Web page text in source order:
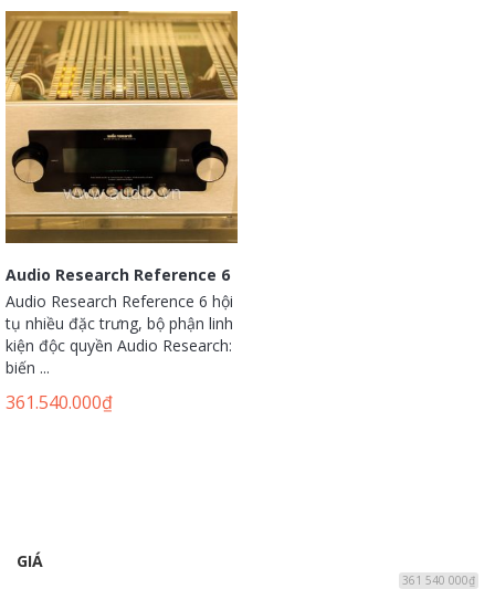
Audio Research Reference 6
Audio Research Reference 6 hội
tụ nhiều đặc trưng, bộ phận linh
kiện độc quyền Audio Research:
biến ...
361.540.000₫
GIÁ
361 540 000₫